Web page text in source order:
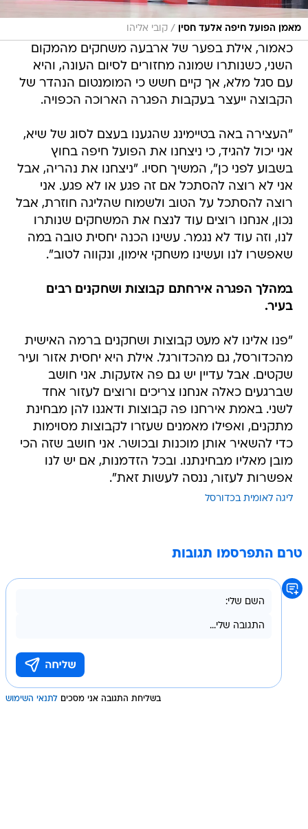
מאמן הפועל חיפה אלעד חסין / קובי אליהו
כאמור, אילת בפער של ארבעה משחקים מהמקום
השני, כשנותרו שמונה מחזורים לסיום העונה, והיא
עם סגל מלא, אך קיים חשש כי המומנטום הנהדר של
הקבוצה ייעצר בעקבות הפגרה הארוכה הכפויה.
"העצירה באה בטיימינג שהגענו בעצם לסוג של שיא,
אני יכול להגיד, כי ניצחנו את הפועל חיפה בחוץ
בשבוע לפני כן", המשיך חסיו. "ניצחנו את נהריה, אבל
אני לא רוצה להסתכל אם זה פגע או לא פגע. אני
רוצה להסתכל על הטוב ולשמוח שהליגה חוזרת, אבל
נכון, אנחנו רוצים עוד לנצח את המשחקים שנותרו
לנו, וזה עוד לא נגמר. עשינו הכנה יחסית טובה במה
שאפשרו לנו ועשינו משחקי אימון, ונקווה לטוב".
במהלך הפגרה אירחתם קבוצות ושחקנים רבים
בעיר.
"פנו אלינו לא מעט קבוצות ושחקנים ברמה האישית
מהכדורסל, גם מהכדורגל. אילת היא יחסית אזור ועיר
שקטים. אבל עדיין יש גם פה אזעקות. אני חושב
שברגעים כאלה אנחנו צריכים ורוצים לעזור אחד
לשני. באמת אירחנו פה קבוצות ודאגנו להן מבחינת
מתקנים, ואפילו מאמנים שעזרו לקבוצות מסוימות
כדי להשאיר אותן מוכנות ובכושר. אני חושב שזה הכי
מובן מאליו מבחינתנו. ובכל הזדמנות, אם יש לנו
אפשרות לעזור, ננסה לעשות זאת".
ליגה לאומית בכדורסל
טרם התפרסמו תגובות
בשליחת התגובה אני מסכים לתנאי השימוש